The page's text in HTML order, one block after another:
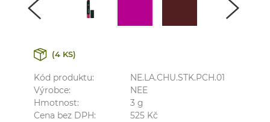
(4 KS)
Kód produktu:
NE.LA.CHU.STK.PCH.01
Výrobce:
NEE
Hmotnost:
3 g
Cena bez DPH:
525 Kč